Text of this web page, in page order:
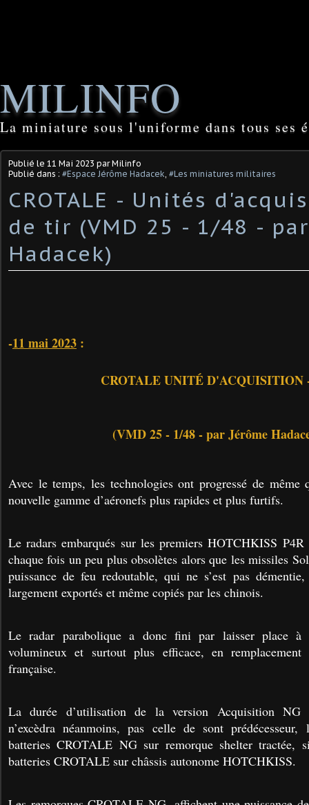
MILINFO
La miniature sous l'uniforme dans tous ses
Publié le 11 Mai 2023 par Milinfo
Publié dans : #Espace Jérôme Hadacek, #Les miniatures militaires
CROTALE - Unités
de tir (VMD 25 - 1/48 -
Hadacek)
-11 mai 2023 :
CROTALE UNITÉ D'ACQUISITION
(VMD 25 - 1/48 - par Jérôme
Avec le temps, les technologies ont progressé de même
nouvelle gamme d’aéronefs plus rapides et plus furtifs.
Le radars embarqués sur les premiers HOTCHKISS
chaque fois un peu plus obsolètes alors que les missiles
puissance de feu redoutable, qui ne s’est pas
largement exportés et même copiés par les chinois.
Le radar parabolique a donc fini par laisser place à
volumineux et surtout plus efficace, en remplacement
française.
La durée d’utilisation de la version Acquisition NG
n’excèdra néanmoins, pas celle de sont prédécesseur,
batteries CROTALE NG sur remorque shelter tractée,
batteries CROTALE sur châssis autonome HOTCHKISS.